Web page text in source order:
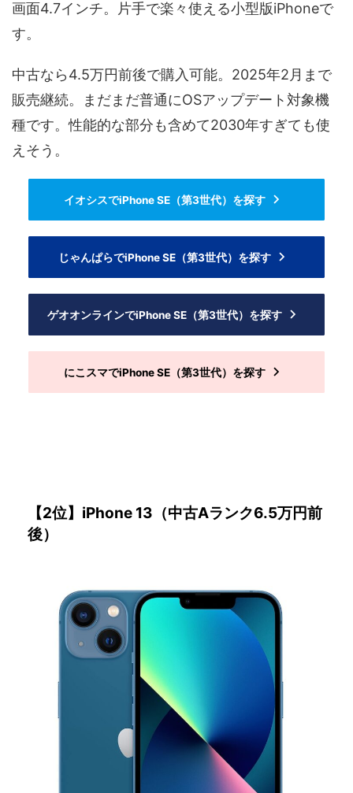
画面4.7インチ。片手で楽々使える小型版iPhoneで
す。
中古なら4.5万円前後で購入可能。2025年2月まで
販売継続。まだまだ普通にOSアップデート対象機
種です。性能的な部分も含めて2030年すぎても使
えそう。
イオシスでiPhone SE（第3世代）を探す
じゃんぱらでiPhone SE（第3世代）を探す
ゲオオンラインでiPhone SE（第3世代）を探す
にこスマでiPhone SE（第3世代）を探す
【2位】iPhone 13（中古Aランク6.5万円前
後）